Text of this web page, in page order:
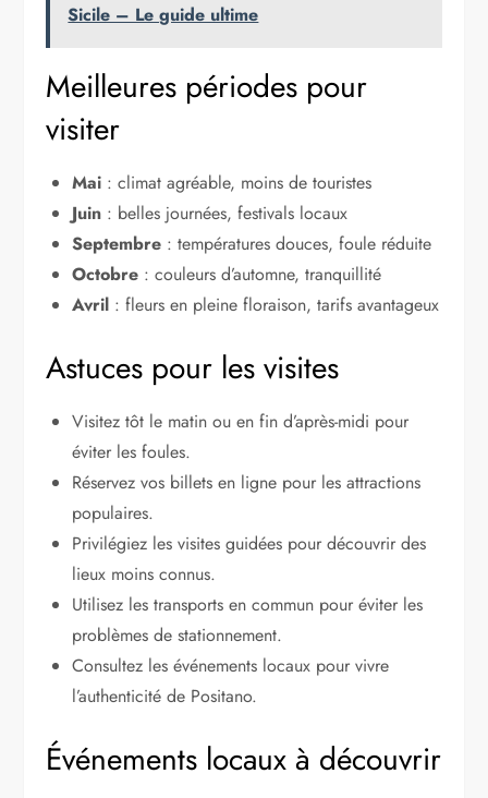
Sicile – Le guide ultime
Meilleures périodes pour
visiter
Mai : climat agréable, moins de touristes
Juin : belles journées, festivals locaux
Septembre : températures douces, foule réduite
Octobre : couleurs d’automne, tranquillité
Avril : fleurs en pleine floraison, tarifs avantageux
Astuces pour les visites
Visitez tôt le matin ou en fin d’après-midi pour
éviter les foules.
Réservez vos billets en ligne pour les attractions
populaires.
Privilégiez les visites guidées pour découvrir des
lieux moins connus.
Utilisez les transports en commun pour éviter les
problèmes de stationnement.
Consultez les événements locaux pour vivre
l’authenticité de Positano.
Événements locaux à découvrir